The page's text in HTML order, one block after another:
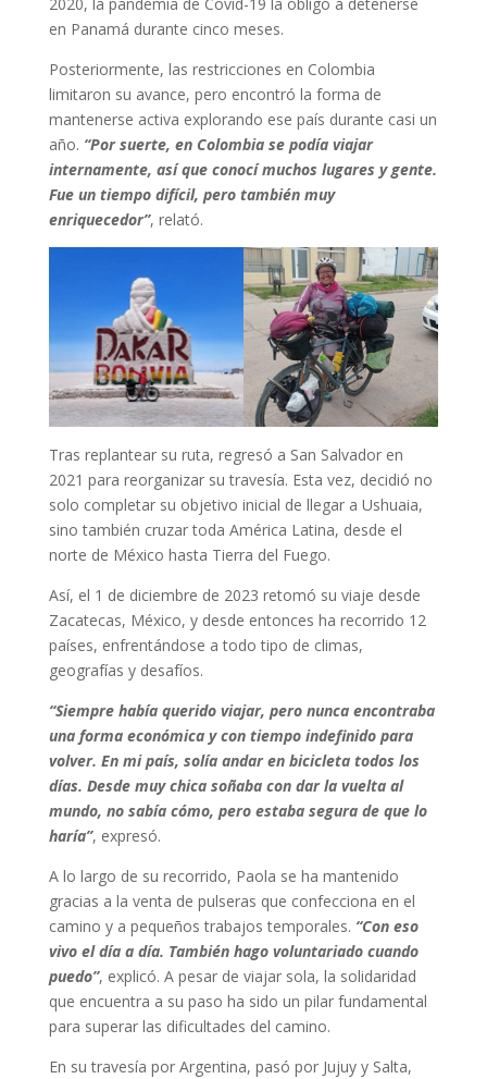
en Panamá durante cinco meses.
Posteriormente, las restricciones en Colombia
limitaron su avance, pero encontró la forma de
mantenerse activa explorando ese país durante casi un
año. “Por suerte, en Colombia se podía viajar
internamente, así que conocí muchos lugares y gente.
Fue un tiempo difícil, pero también muy
enriquecedor”, relató.
Tras replantear su ruta, regresó a San Salvador en
2021 para reorganizar su travesía. Esta vez, decidió no
solo completar su objetivo inicial de llegar a Ushuaia,
sino también cruzar toda América Latina, desde el
norte de México hasta Tierra del Fuego.
Así, el 1 de diciembre de 2023 retomó su viaje desde
Zacatecas, México, y desde entonces ha recorrido 12
países, enfrentándose a todo tipo de climas,
geografías y desafíos.
“Siempre había querido viajar, pero nunca encontraba
una forma económica y con tiempo indefinido para
volver. En mi país, solía andar en bicicleta todos los
días. Desde muy chica soñaba con dar la vuelta al
mundo, no sabía cómo, pero estaba segura de que lo
haría”, expresó.
A lo largo de su recorrido, Paola se ha mantenido
gracias a la venta de pulseras que confecciona en el
camino y a pequeños trabajos temporales. “Con eso
vivo el día a día. También hago voluntariado cuando
puedo”, explicó. A pesar de viajar sola, la solidaridad
que encuentra a su paso ha sido un pilar fundamental
para superar las dificultades del camino.
En su travesía por Argentina, pasó por Jujuy y Salta,